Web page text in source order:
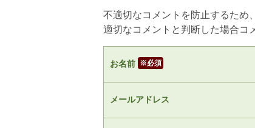
不適切なコメントを防止するため
適切なコメントと判断した場合コ
お名前 ※
メールアドレス